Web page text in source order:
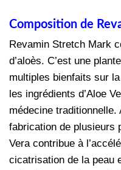
Composition de
Revamin Stretch Mark
d’aloès. C’est une
multiples bienfaits sur la
les ingrédients d’Aloe
médecine
fabrication de plusieurs
Vera contribue à
cicatrisation de la peau